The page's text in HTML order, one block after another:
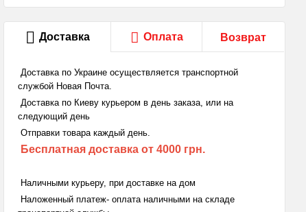
Доставка Оплата Возврат
Доставка по Украине осуществляется транспортной
службой Новая Почта.
Доставка по Киеву курьером в день заказа, или на
следующий день
Отправки товара каждый день.
Бесплатная доставка от 4000 грн.
Наличными курьеру, при доставке на дом
Наложенный платеж- оплата наличными на складе